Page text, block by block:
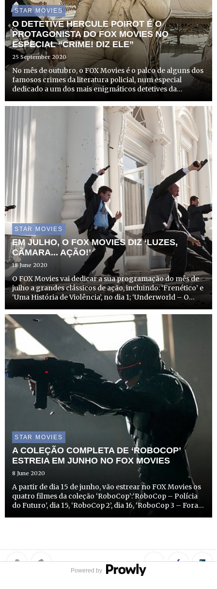
STAR MOVIES
O DETETIVE HERCULE POIROT É O
PROTAGONISTA DO FOX MOVIES NO
ESPECIAL “CRIME! DIZ ELE”
25 September 2020
No mês de outubro, o FOX Movies é o palco de alguns dos
famosos crimes da literatura policial, num especial
dedicado a um dos mais enigmáticos detetives da
nos romances policiais de Agatha Christie.
STAR MOVIES
EM JULHO, O FOX MOVIES DIZ ‘LUZES,
CÂMARA... AÇÃO!’
18 June 2020
O FOX Movies vai dedicar a sua programação do mês de
julho a grandes clássicos de ação, incluindo: ‘Frenético’ e
‘Uma História de Violência’, no dia 1; ‘Underworld – O
‘Underworld: Evolução’, no dia 5; ‘Green Lantern ...
STAR MOVIES
A COLEÇÃO COMPLETA DE ‘ROBOCOP’
ESTREIA EM JUNHO NO FOX MOVIES
8 June 2020
A partir de dia 15 de junho, vão estrear no FOX Movies os
quatro filmes da coleção ‘RoboCop’:‘RoboCop – Polícia
do Futuro’, dia 15, ‘RoboCop 2’, dia 16, ‘RoboCop 3 – Fora
Powered by